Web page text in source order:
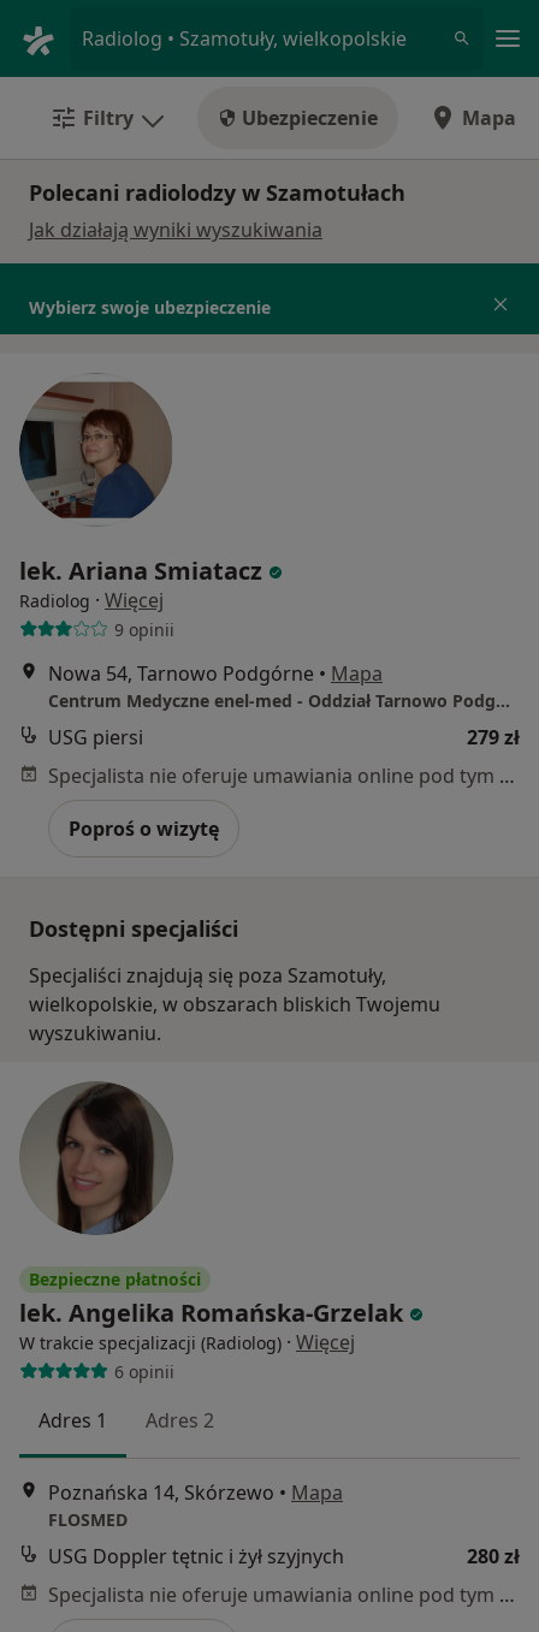
Radiolog • Szamotuły, wielkopolskie
Filtry Ubezpieczenie Mapa
Polecani radiolodzy w Szamotułach
Jak działają wyniki wyszukiwania
Wybierz swoje ubezpieczenie
lek. Ariana Smiatacz
Radiolog · Więcej
9 opinii
Nowa 54, Tarnowo Podgórne • Mapa
Centrum Medyczne enel-med - Oddział Tarnowo Podgórne
USG piersi
279 zł
Specjalista nie oferuje umawiania online pod tym adresem.
Poproś o wizytę
Dostępni specjaliści
Specjaliści znajdują się poza Szamotuły,
wielkopolskie, w obszarach bliskich Twojemu
wyszukiwaniu.
Bezpieczne płatności
lek. Angelika Romańska-Grzelak
W trakcie specjalizacji (Radiolog) · Więcej
6 opinii
Adres 1 Adres 2
Poznańska 14, Skórzewo • Mapa
FLOSMED
USG Doppler tętnic i żył szyjnych
280 zł
Specjalista nie oferuje umawiania online pod tym adresem.